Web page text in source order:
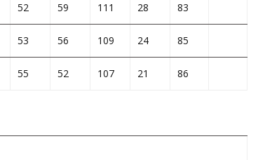
52 59 111 28 83
53 56 109 24 85
55 52 107 21 86